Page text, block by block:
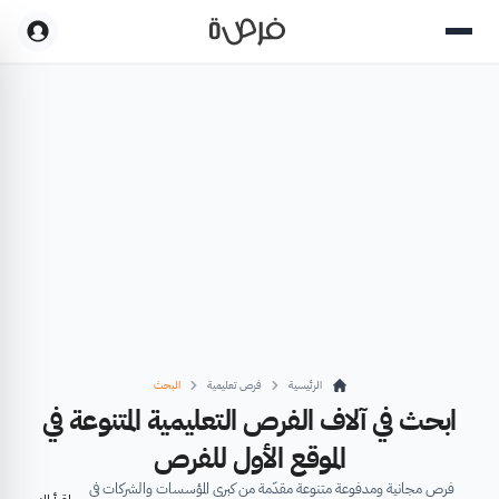
الرئيسية فرص تعليمية البحث
ابحث في آلاف الفرص التعليمية المتنوعة في
الموقع الأول للفرص
فرص مجانية ومدفوعة متنوعة مقدّمة من كبرى المؤسسات والشركات في